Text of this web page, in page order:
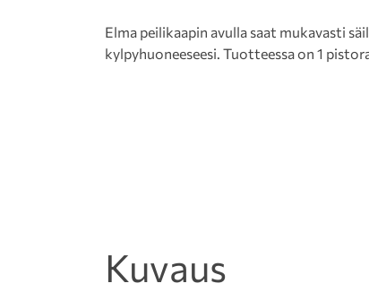
Elma peilikaapin avulla saat mukavasti
kylpyhuoneeseesi. Tuotteessa on 1
Kuvaus